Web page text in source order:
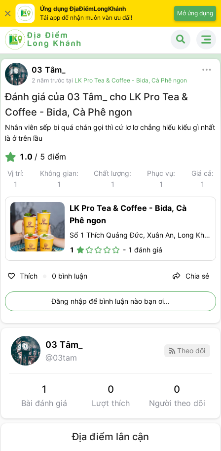
Ứng dụng ĐịaĐiểmLongKhánh
Tải app để nhận muôn vàn ưu đãi!
Mở ứng dụng
03 Tâm_
2 năm trước tại LK Pro Tea & Coffee - Bida, Cà Phê ngon
Đánh giá của 03 Tâm_ cho LK Pro Tea &
Coffee - Bida, Cà Phê ngon
Nhân viên sếp bi quá chán gọi thì cứ lơ lơ chẳng hiểu kiểu gì nhất
là ở trên lầu
1.0 / 5 điểm
Vị trí:
1
Không gian:
1
Chất lượng:
1
Phục vụ:
1
Giá cả:
1
LK Pro Tea & Coffee - Bida, Cà
Phê ngon
Số 1 Thích Quảng Đức, Xuân An, Long Khánh, Đồng Nai
1
- 1 đánh giá
Thích 0 bình luận Chia sẻ
Đăng nhập để bình luận nào bạn ơi...
03 Tâm_
@03tam
Theo dõi
1
Bài đánh giá
0
Lượt thích
0
Người theo dõi
Địa điểm lân cận